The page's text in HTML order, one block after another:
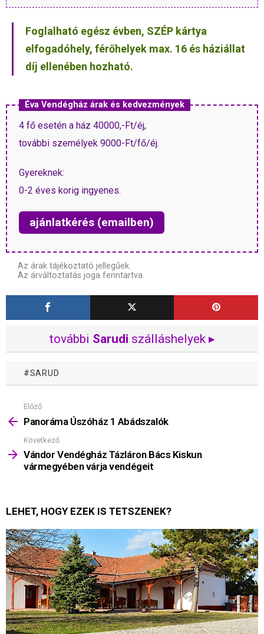
Foglalható egész évben, SZÉP kártya
elfogadóhely, férőhelyek max. 16 és háziállat
díj ellenében hozható.
Éva Vendégház árak és kedvezmények
4 fő esetén a ház 40000,-Ft/éj,
további személyek 9000-Ft/fő/éj.
Gyereknek:
0-2 éves korig ingyenes.
ajánlatkérés (emailben)
Az árak tájékoztató jellegűek.
Az árváltoztatás joga fenntartva.
további Sarudi szálláshelyek ▸
SARUD
Mutass
többet
Előző
Panoráma Úszóház 1 Abádszalók
Következő
Vándor Vendégház Tázláron Bács Kiskun
vármegyében várja vendégeit
LEHET, HOGY EZEK IS TETSZENEK?